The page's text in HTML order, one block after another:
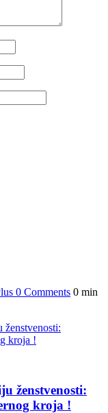
0 Comments 0 min
ženstvenosti:
kroja !